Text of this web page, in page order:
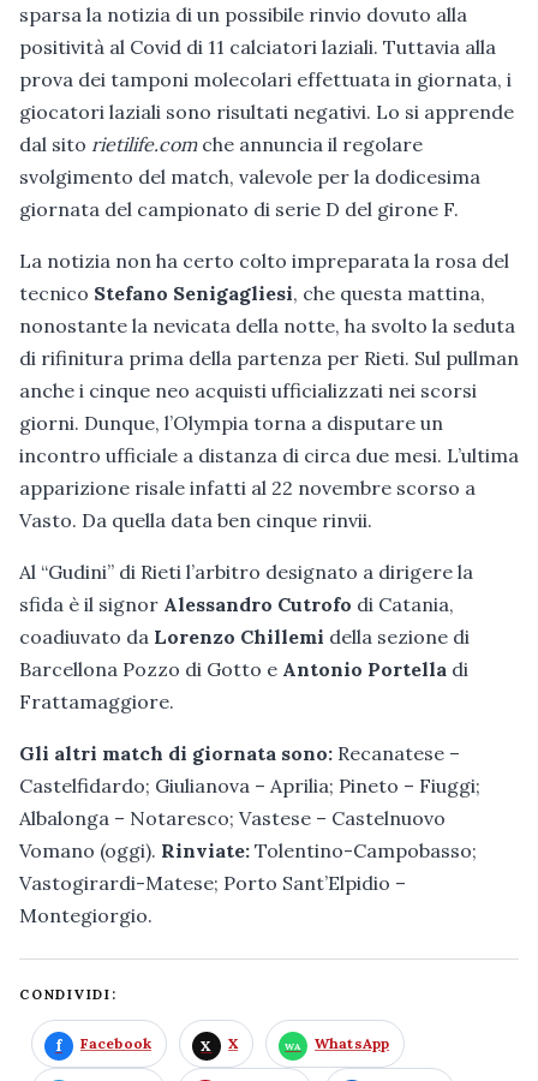
sparsa la notizia di un possibile rinvio dovuto alla
positività al Covid di 11 calciatori laziali. Tuttavia alla
prova dei tamponi molecolari effettuata in giornata, i
giocatori laziali sono risultati negativi. Lo si apprende
dal sito rietilife.com che annuncia il regolare
svolgimento del match, valevole per la dodicesima
giornata del campionato di serie D del girone F.
La notizia non ha certo colto impreparata la rosa del
tecnico Stefano Senigagliesi, che questa mattina,
nonostante la nevicata della notte, ha svolto la seduta
di rifinitura prima della partenza per Rieti. Sul pullman
anche i cinque neo acquisti ufficializzati nei scorsi
giorni. Dunque, l’Olympia torna a disputare un
incontro ufficiale a distanza di circa due mesi. L’ultima
apparizione risale infatti al 22 novembre scorso a
Vasto. Da quella data ben cinque rinvii.
Al “Gudini” di Rieti l’arbitro designato a dirigere la
sfida è il signor Alessandro Cutrofo di Catania,
coadiuvato da Lorenzo Chillemi della sezione di
Barcellona Pozzo di Gotto e Antonio Portella di
Frattamaggiore.
Gli altri match di giornata sono: Recanatese –
Castelfidardo; Giulianova – Aprilia; Pineto – Fiuggi;
Albalonga – Notaresco; Vastese – Castelnuovo
Vomano (oggi). Rinviate: Tolentino-Campobasso;
Vastogirardi-Matese; Porto Sant’Elpidio –
Montegiorgio.
CONDIVIDI:
Facebook X WhatsApp